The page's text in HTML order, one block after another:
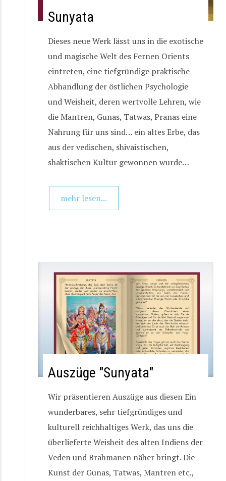
Sunyata
Dieses neue Werk lässt uns in die exotische
und magische Welt des Fernen Orients
eintreten, eine tiefgründige praktische
Abhandlung der östlichen Psychologie
und Weisheit, deren wertvolle Lehren, wie
die Mantren, Gunas, Tatwas, Pranas eine
Nahrung für uns sind… ein altes Erbe, das
aus der vedischen, shivaistischen,
shaktischen Kultur gewonnen wurde…
mehr lesen...
Auszüge "Sunyata"
Wir präsentieren Auszüge aus diesen Ein
wunderbares, sehr tiefgründiges und
kulturell reichhaltiges Werk, das uns die
überlieferte Weisheit des alten Indiens der
Veden und Brahmanen näher bringt. Die
Kunst der Gunas, Tatwas, Mantren etc.,